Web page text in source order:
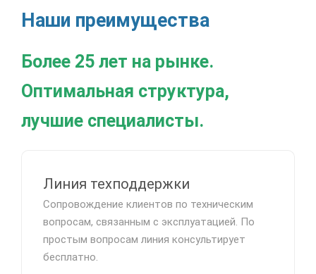
Наши преимущества
Более 25 лет на рынке.
Оптимальная структура,
лучшие специалисты.
Линия техподдержки
Сопровождение клиентов по техническим
вопросам, связанным с эксплуатацией. По
простым вопросам линия консультирует
бесплатно.